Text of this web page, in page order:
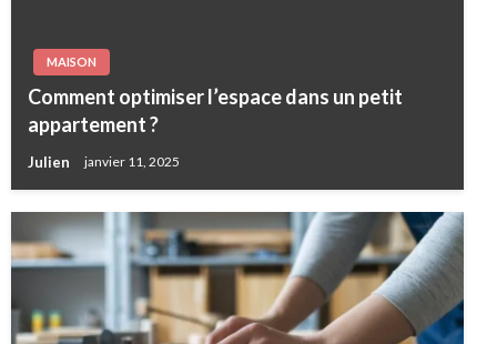
MAISON
Comment optimiser l’espace dans un petit
appartement ?
Julien janvier 11, 2025